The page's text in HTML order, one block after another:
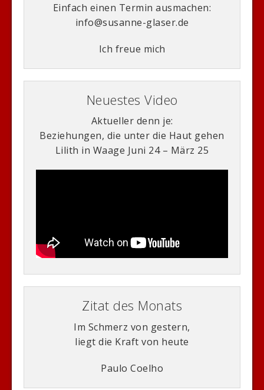
Einfach einen Termin ausmachen:
info@susanne-glaser.de
Ich freue mich
Neuestes Video
Aktueller denn je:
Beziehungen, die unter die Haut gehen
Lilith in Waage Juni 24 – März 25
Zitat des Monats
Im Schmerz von gestern,
liegt die Kraft von heute
Paulo Coelho